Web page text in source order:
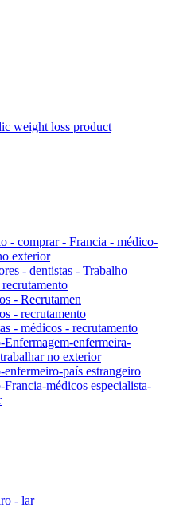
weight loss product
- comprar - Francia - médico-
exterior
- dentistas - Trabalho
- Recrutamen
- recrutamento
- médicos - recrutamento
enfermeira-
no exterior
país estrangeiro
médicos especialista-
- lar